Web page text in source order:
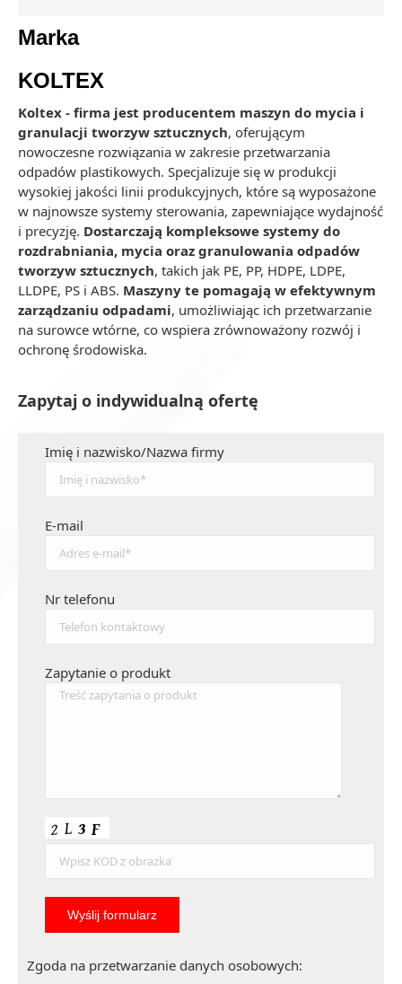
Marka
KOLTEX
Koltex - firma jest producentem maszyn do mycia i
granulacji tworzyw sztucznych, oferującym
nowoczesne rozwiązania w zakresie przetwarzania
odpadów plastikowych. Specjalizuje się w produkcji
wysokiej jakości linii produkcyjnych, które są wyposażone
w najnowsze systemy sterowania, zapewniające wydajność
i precyzję. Dostarczają kompleksowe systemy do
rozdrabniania, mycia oraz granulowania odpadów
tworzyw sztucznych, takich jak PE, PP, HDPE, LDPE,
LLDPE, PS i ABS. Maszyny te pomagają w efektywnym
zarządzaniu odpadami, umożliwiając ich przetwarzanie
na surowce wtórne, co wspiera zrównoważony rozwój i
ochronę środowiska.
Zapytaj o indywidualną ofertę
Imię i nazwisko/Nazwa firmy
E-mail
Nr telefonu
Zapytanie o produkt
Zgoda na przetwarzanie danych osobowych: